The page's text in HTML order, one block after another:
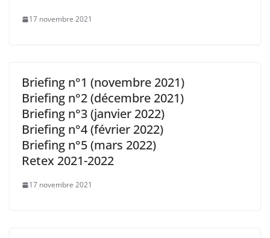
17 novembre 2021
Briefing n°1 (novembre 2021)
Briefing n°2 (décembre 2021)
Briefing n°3 (janvier 2022)
Briefing n°4 (février 2022)
Briefing n°5 (mars 2022)
Retex 2021-2022
17 novembre 2021